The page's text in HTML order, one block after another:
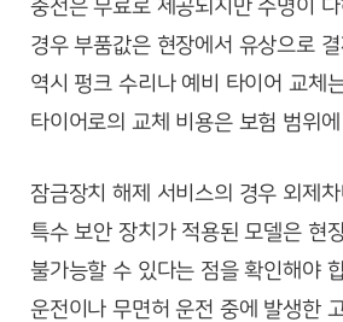
충전은 무료로 제공되지만 수명이
경우 부품값은 현장에서 유상으로
역시 펑크 수리나 예비 타이어 교체
타이어로의 교체 비용은 보험 범위
잠금장치 해제 서비스의 경우 외제
특수 보안 장치가 적용된 모델은 현
불가능할 수 있다는 점을 확인해야
운전이나 무면허 운전 중에 발생한